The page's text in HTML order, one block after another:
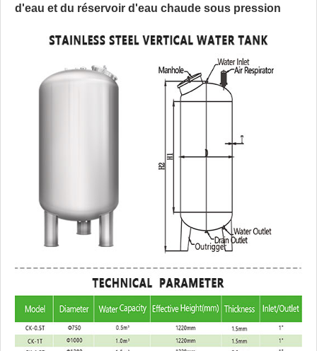
d'eau et du réservoir d'eau chaude sous pression